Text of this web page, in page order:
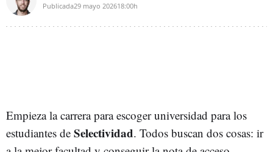
Publicada29 mayo 202618:00h
Empieza la carrera para escoger universidad para los
estudiantes de Selectividad. Todos buscan dos cosas: ir